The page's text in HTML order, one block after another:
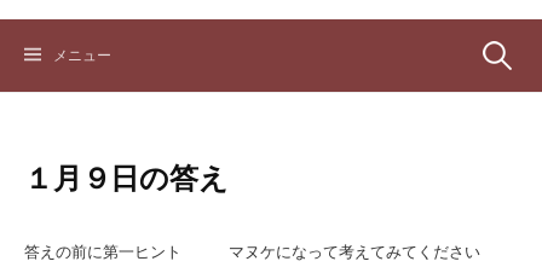
メニュー 検
１月９日の答え
答えの前に第一ヒント マヌケになって考えてみてください